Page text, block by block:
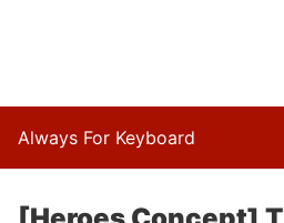
Always For Keyboard